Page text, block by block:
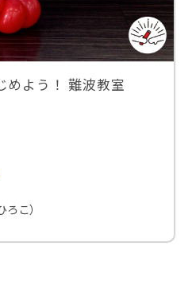
めよう！ 難波教室
こ）